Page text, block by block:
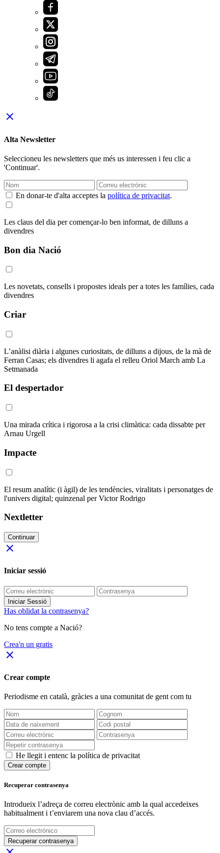
close
Alta Newsletter
Seleccioneu les newsletters que més us interessen i feu clic a
'Continuar'.
En donar-te d'alta acceptes la política de privacitat.
Les claus del dia per començar-lo ben informat, de dilluns a
divendres
Bon dia Nació
Les novetats, consells i propostes ideals per a totes les famílies, cada
divendres
Criar
L’anàlisi diària i algunes curiositats, de dilluns a dijous, de la mà de
Ferran Casas; els divendres li agafa el relleu Oriol March amb La
Setmanada
El despertador
Una mirada crítica i rigorosa a la crisi climàtica: cada dissabte per
Arnau Urgell
Impacte
El resum analític (i àgil) de les tendències, viralitats i personatges de
l'univers digital; quinzenal per Victor Rodrigo
Nextletter
Continuar
close
Iniciar sessió
Iniciar Sessió
Has oblidat la contrasenya?
No tens compte a Nació?
Crea'n un gratis
close
Crear compte
Periodisme en català, gràcies a una comunitat de gent com tu
He llegit i entenc la política de privacitat
Crear compte
Recuperar contrasenya
Introdueix l’adreça de correu electrònic amb la qual accedeixes
habitualment i t’enviarem una nova clau d’accés.
Recuperar contrasenya